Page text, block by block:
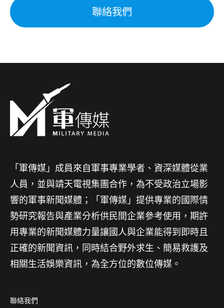
聯絡我們
「軍傳媒」成員來自軍事專業學者、資深媒體從業
人員，並與靖天電視集團合作，為不受政治立場影
響的軍事新聞媒體；「軍傳媒」提供專業的國際情
勢研究報告與產業分析供民間企業參考使用，期許
用專業的新聞媒體力量讓國人與企業能得到即時且
正確的新聞資訊，同時結合野外求生、簡易救護及
相關生活娛樂資訊，為全方位的數位傳媒。
聯絡我們